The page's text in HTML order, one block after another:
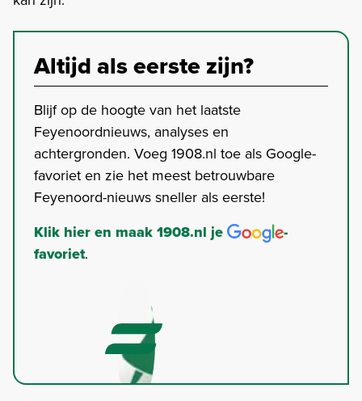
Altijd als eerste zijn?
Blijf op de hoogte van het laatste
Feyenoordnieuws, analyses en
achtergronden. Voeg 1908.nl toe als Google-
favoriet en zie het meest betrouwbare
Feyenoord-nieuws sneller als eerste!
Klik hier en maak 1908.nl je
-
favoriet.